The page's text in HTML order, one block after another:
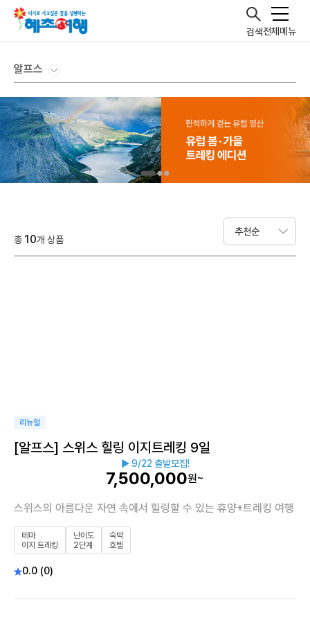
검색전체메뉴
알프스
총 10개 상품
리뉴얼
[알프스] 스위스 힐링 이지트레킹 9일
▶ 9/22 출발모집!
7,500,000원~
스위스의 아름다운 자연 속에서 힐링할 수 있는 휴양+트레킹 여행
테마
이지 트레킹
난이도
2단계
숙박
호텔
0.0 (0)